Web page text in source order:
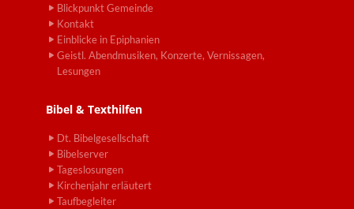
Blickpunkt Gemeinde
Kontakt
Einblicke in Epiphanien
Geistl. Abendmusiken, Konzerte, Vernissagen,
Lesungen
Bibel & Texthilfen
Dt. Bibelgesellschaft
Bibelserver
Tageslosungen
Kirchenjahr erläutert
Taufbegleiter